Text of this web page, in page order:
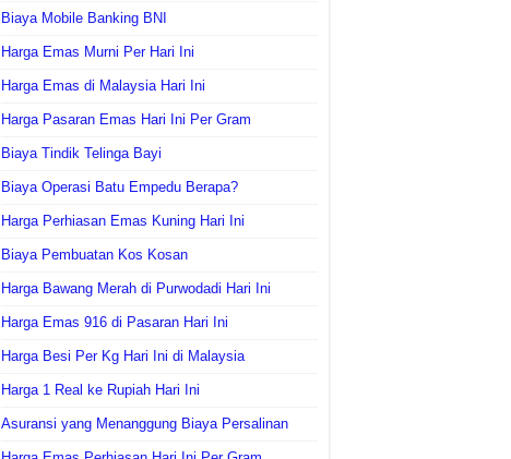
Biaya Mobile Banking BNI
Harga Emas Murni Per Hari Ini
Harga Emas di Malaysia Hari Ini
Harga Pasaran Emas Hari Ini Per Gram
Biaya Tindik Telinga Bayi
Biaya Operasi Batu Empedu Berapa?
Harga Perhiasan Emas Kuning Hari Ini
Biaya Pembuatan Kos Kosan
Harga Bawang Merah di Purwodadi Hari Ini
Harga Emas 916 di Pasaran Hari Ini
Harga Besi Per Kg Hari Ini di Malaysia
Harga 1 Real ke Rupiah Hari Ini
Asuransi yang Menanggung Biaya Persalinan